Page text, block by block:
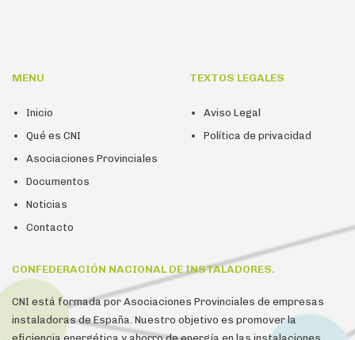
MENU
Inicio
Qué es CNI
Asociaciones Provinciales
Documentos
Noticias
Contacto
TEXTOS LEGALES
Aviso Legal
Política de privacidad
CONFEDERACIÓN NACIONAL DE INSTALADORES.
CNI está formada por Asociaciones Provinciales de empresas
instaladoras de España. Nuestro objetivo es promover la